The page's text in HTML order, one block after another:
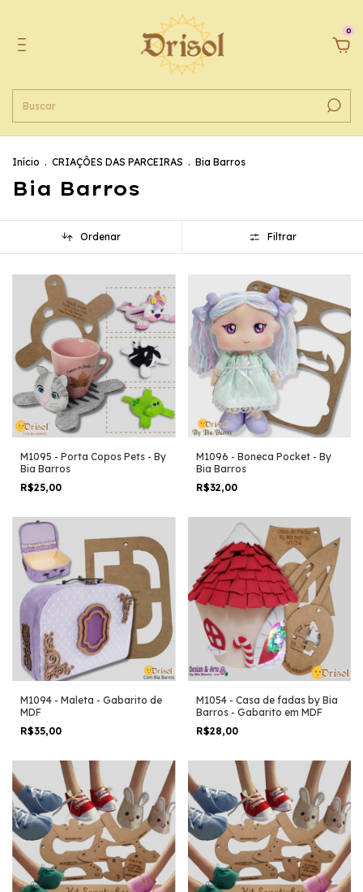
0
Início . CRIAÇÔES DAS PARCEIRAS . Bia Barros
Bia Barros
Ordenar Filtrar
M1095 - Porta Copos Pets - By
Bia Barros
R$25,00
M1096 - Boneca Pocket - By
Bia Barros
R$32,00
M1094 - Maleta - Gabarito de
MDF
R$35,00
M1054 - Casa de fadas by Bia
Barros - Gabarito em MDF
R$28,00